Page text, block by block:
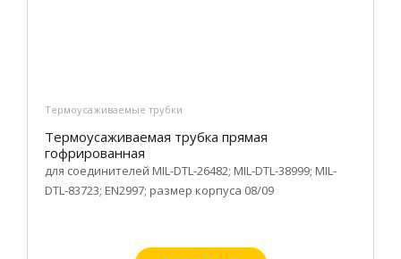
Термоусаживаемые трубки
Термоусаживаемая трубка прямая
гофрированная
для соединителей MIL-DTL-26482; MIL-DTL-38999; MIL-
DTL-83723; EN2997; размер корпуса 08/09